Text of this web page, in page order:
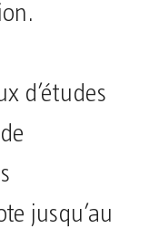
d’études
jusqu’au